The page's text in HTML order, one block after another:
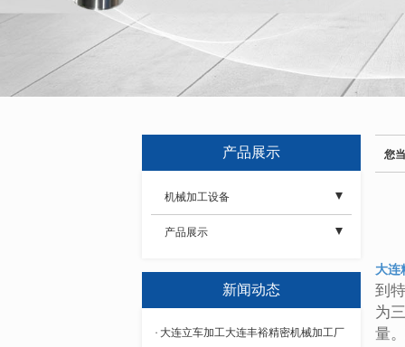
您
大连
到
为
量
产品展示
机械加工设备
- 检测设备
产品展示
- 铝合金件加工
新闻动态
大连立车加工大连丰裕精密机械加工厂